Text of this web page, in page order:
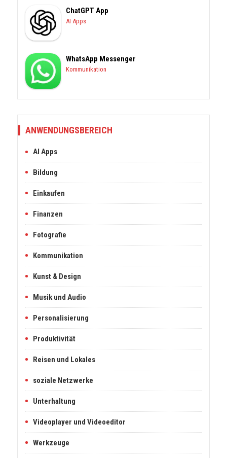
ChatGPT App
AI Apps
WhatsApp Messenger
Kommunikation
ANWENDUNGSBEREICH
AI Apps
Bildung
Einkaufen
Finanzen
Fotografie
Kommunikation
Kunst & Design
Musik und Audio
Personalisierung
Produktivität
Reisen und Lokales
soziale Netzwerke
Unterhaltung
Videoplayer und Videoeditor
Werkzeuge